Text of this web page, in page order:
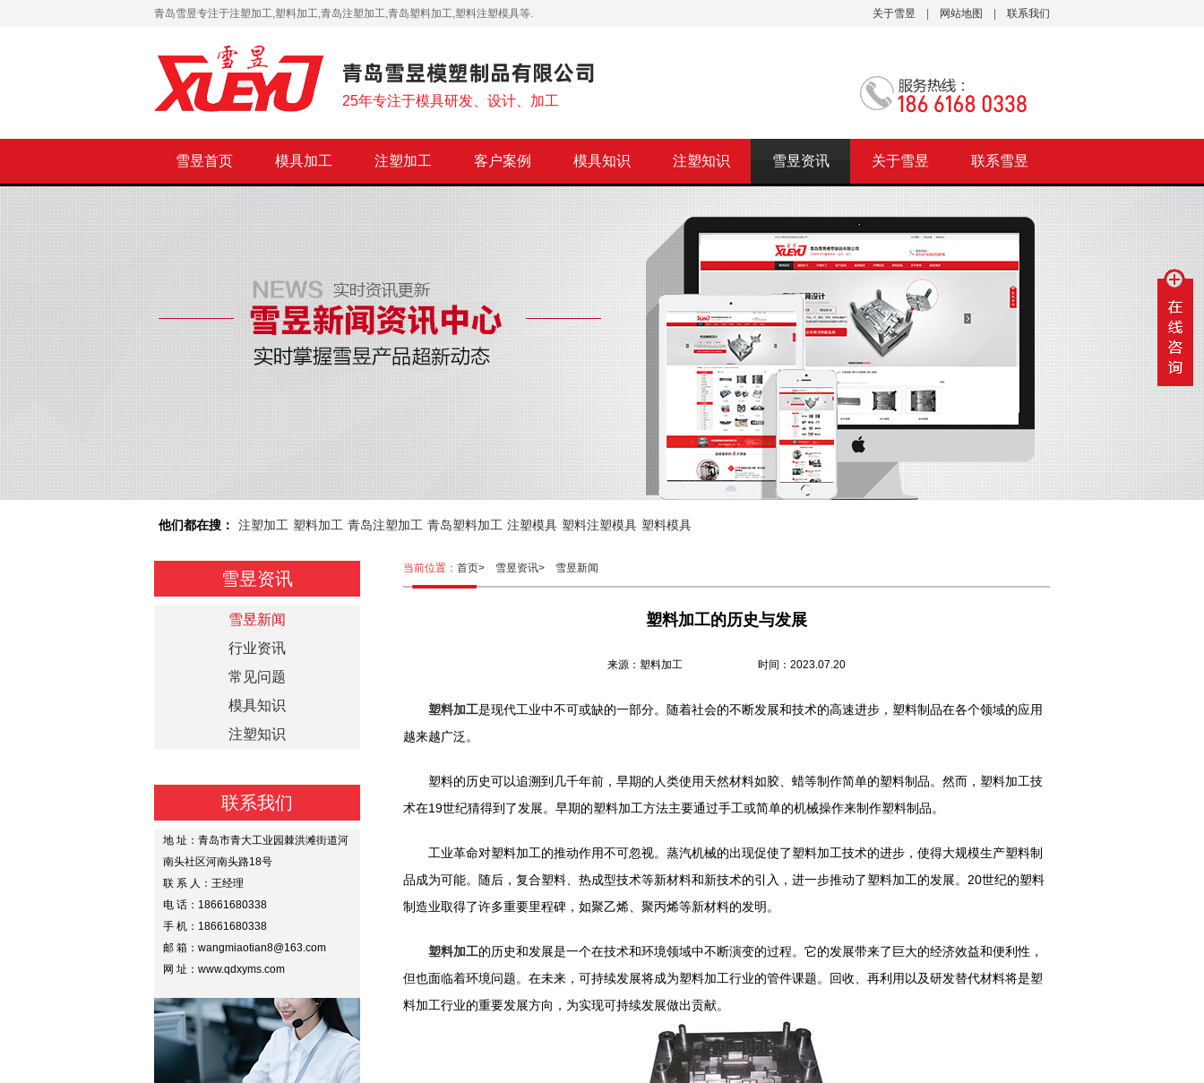
青岛雪昱专注于注塑加工,塑料加工,青岛注塑加工,青岛塑料加工,塑料注塑模具等. 关于雪昱 网站地图 联系我们
25年专注于模具研发、设计、加工
雪昱首页 模具加工 注塑加工 客户案例 模具知识 注塑知识 雪昱资讯 关于雪昱 联系雪昱
他们都在搜： 注塑加工 塑料加工 青岛注塑加工 青岛塑料加工 注塑模具 塑料注塑模具 塑料模具
雪昱资讯
雪昱新闻
行业资讯
常见问题
模具知识
注塑知识
联系我们
地 址：青岛市青大工业园棘洪滩街道河
南头社区河南头路18号
联 系 人：王经理
电 话：18661680338
手 机：18661680338
邮 箱：wangmiaotian8@163.com
网 址：www.qdxyms.com
当前位置： 首页> 雪昱资讯> 雪昱新闻
塑料加工的历史与发展
来源：塑料加工 时间：2023.07.20
塑料加工是现代工业中不可或缺的一部分。随着社会的不断发展和技术的高速进步，塑料制品在各个领域的应用
越来越广泛。
塑料的历史可以追溯到几千年前，早期的人类使用天然材料如胶、蜡等制作简单的塑料制品。然而，塑料加工技
术在19世纪猜得到了发展。早期的塑料加工方法主要通过手工或简单的机械操作来制作塑料制品。
工业革命对塑料加工的推动作用不可忽视。蒸汽机械的出现促使了塑料加工技术的进步，使得大规模生产塑料制
品成为可能。随后，复合塑料、热成型技术等新材料和新技术的引入，进一步推动了塑料加工的发展。20世纪的塑料
制造业取得了许多重要里程碑，如聚乙烯、聚丙烯等新材料的发明。
塑料加工的历史和发展是一个在技术和环境领域中不断演变的过程。它的发展带来了巨大的经济效益和便利性，
但也面临着环境问题。在未来，可持续发展将成为塑料加工行业的管件课题。回收、再利用以及研发替代材料将是塑
料加工行业的重要发展方向，为实现可持续发展做出贡献。